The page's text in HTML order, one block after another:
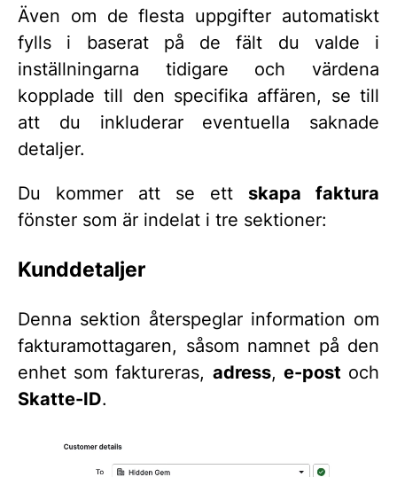
Även om de flesta uppgifter automatiskt
fylls i baserat på de fält du valde i
inställningarna tidigare och värdena
kopplade till den specifika affären, se till
att du inkluderar eventuella saknade
detaljer.
Du kommer att se ett skapa faktura
fönster som är indelat i tre sektioner:
Kunddetaljer
Denna sektion återspeglar information om
fakturamottagaren, såsom namnet på den
enhet som faktureras, adress, e-postoch
Skatte-ID.